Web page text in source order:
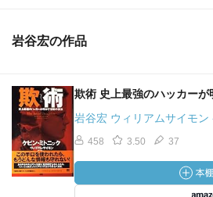
岩谷宏の作品
欺術 史上最強のハッカーが
岩谷宏 ウィリアムサイモン
458 3.50 37